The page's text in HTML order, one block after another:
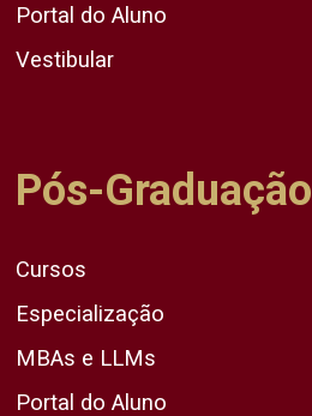
Portal do Aluno
Vestibular
Pós-Graduação
Cursos
Especialização
MBAs e LLMs
Portal do Aluno